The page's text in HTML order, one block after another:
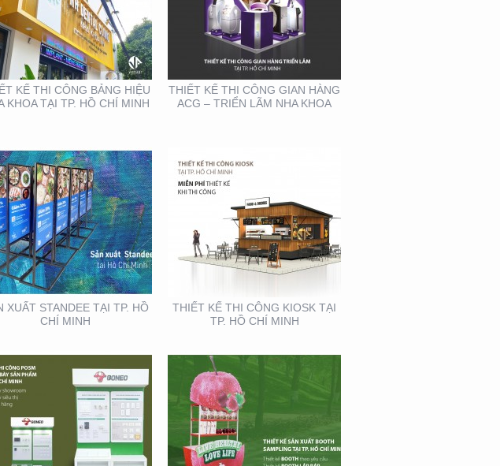
KẾ THI CÔNG BẢNG HIỆU
KHOA TẠI TP. HỒ CHÍ MINH
THIẾT KẾ THI CÔNG GIAN HÀNG
ACG – TRIỂN LÃM NHA KHOA
XUẤT STANDEE TẠI
TP. HỒ CHÍ MINH
XUẤT STANDEE TẠI TP. HỒ
CHÍ MINH
THIẾT KẾ THI CÔNG
KIOSK TẠI TP. HỒ CHÍ
MINH
THIẾT KẾ THI CÔNG KIOSK TẠI
TP. HỒ CHÍ MINH
KẾ THI CÔNG KỆ
BÀY SẢN PHẨM
TP. HỒ CHÍ MINH
THIẾT KẾ SẢN XUẤT
BOOTH SAMPLING TẠI
TP. HỒ CHÍ MINH
THIẾT KẾ SẢN XUẤT
WOBLER ” TÀI CHÍNH
THIẾT KẾ THI CÔNG
CỦA HÀNG THỰC PHẨM